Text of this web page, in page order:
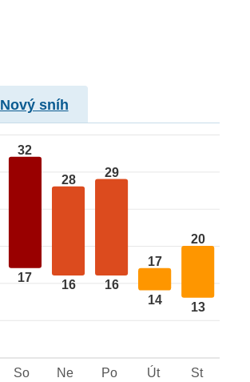
Nový sníh
32
17
28
16
29
16
17
14
20
13
So Ne Po Út St